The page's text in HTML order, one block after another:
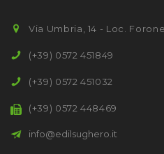
Via Umbria, 14 - Loc.
(+39) 0572 451849
(+39) 0572 451032
(+39) 0572 448469
info@edilsughero.it